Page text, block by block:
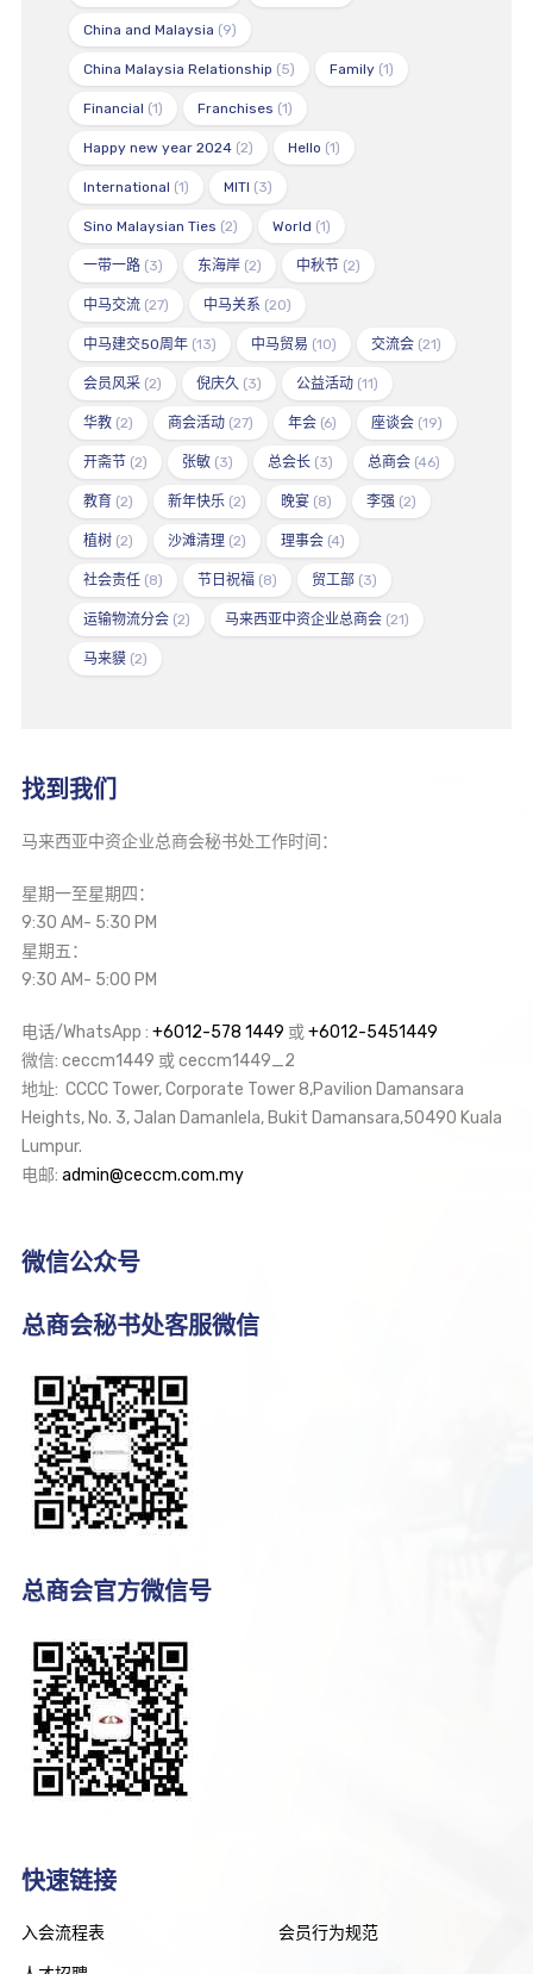
China and Malaysia (9)
China Malaysia Relationship (5) Family(1)
Financial (1) Franchises (1)
Happy new year 2024(2) Hello (1)
International (1) MITI (3)
Sino Malaysian Ties (2) World (1)
一带一路(3) 东海岸(2) 中秋节 (2)
中马交流(27) 中马关系 (20)
中马建交50周年(13) 中马贸易 (10) 交流会(21)
会员风采(2) 倪庆久 (3) 公益活动(11)
华教(2) 商会活动(27) 年会(6) 座谈会(19)
开斋节 (2) 张敏(3) 总会长(3) 总商会(46)
教育 (2) 新年快乐(2) 晚宴(8) 李强 (2)
植树(2) 沙滩清理(2) 理事会(4)
社会责任(8) 节日祝福(8) 贸工部(3)
运输物流分会(2) 马来西亚中资企业总商会(21)
马来貘(2)
找到我们
马来西亚中资企业总商会秘书处工作时间：
星期一至星期四：
9:30 AM- 5:30 PM
星期五：
9:30 AM- 5:00 PM
电话/WhatsApp : +6012-578 1449 或+6012-5451449
微信: ceccm1449 或 ceccm1449_2
地址: CCCC Tower, Corporate Tower 8,Pavilion Damansara
Heights, No. 3, Jalan Damanlela, Bukit Damansara,50490 Kuala
Lumpur.
电邮: admin@ceccm.com.my
微信公众号
总商会秘书处客服微信
总商会官方微信号
快速链接
入会流程表 会员行为规范